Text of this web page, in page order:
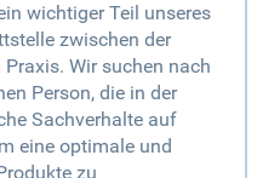
wichtiger Teil unseres
zwischen der
Wir suchen nach
Person, die in der
Sachverhalte auf
eine optimale und
zu